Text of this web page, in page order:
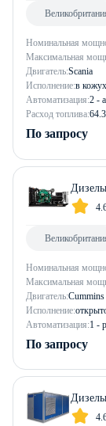
Номинальная
Максимальная
Двигатель:Scania
Исполнение:в
Автоматизация:2 -
Расход топлива:
По запросу
Номинальная
Максимальная
Двигатель:Cummins
Исполнение:
Автоматизация:1 -
По запросу